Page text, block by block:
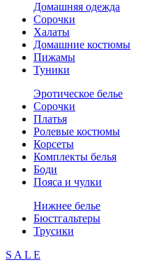
Домашняя одежда
Сорочки
Халаты
Домашние костюмы
Пижамы
Туники
Эротическое белье
Сорочки
Платья
Ролевые костюмы
Корсеты
Комплекты белья
Боди
Пояса и чулки
Нижнее белье
Бюстгальтеры
Трусики
S A L E